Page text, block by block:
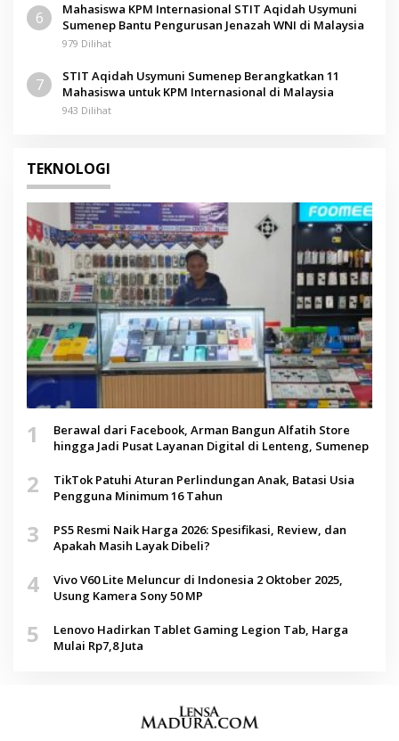
6
Mahasiswa KPM Internasional STIT Aqidah Usymuni
Sumenep Bantu Pengurusan Jenazah WNI di Malaysia
979 Dilihat
7
STIT Aqidah Usymuni Sumenep Berangkatkan 11
Mahasiswa untuk KPM Internasional di Malaysia
943 Dilihat
TEKNOLOGI
1
Berawal dari Facebook, Arman Bangun Alfatih Store
hingga Jadi Pusat Layanan Digital di Lenteng, Sumenep
2
TikTok Patuhi Aturan Perlindungan Anak, Batasi Usia
Pengguna Minimum 16 Tahun
3
PS5 Resmi Naik Harga 2026: Spesifikasi, Review, dan
Apakah Masih Layak Dibeli?
4
Vivo V60 Lite Meluncur di Indonesia 2 Oktober 2025,
Usung Kamera Sony 50 MP
5
Lenovo Hadirkan Tablet Gaming Legion Tab, Harga
Mulai Rp7,8 Juta